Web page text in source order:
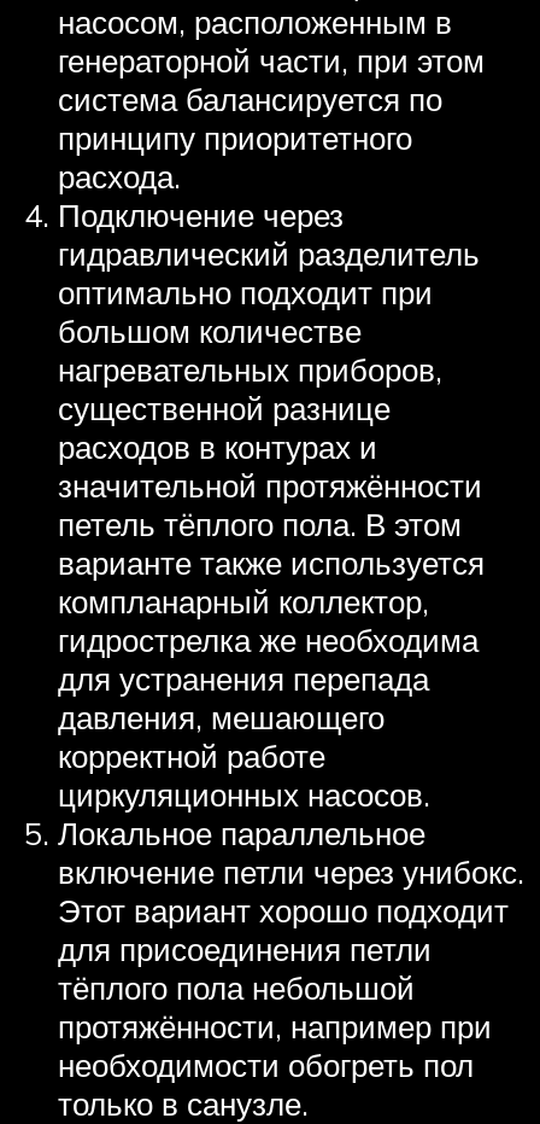
насосом, расположенным в
генераторной части, при этом
система балансируется по
принципу приоритетного
расхода.
Подключение через
гидравлический разделитель
оптимально подходит при
большом количестве
нагревательных приборов,
существенной разнице
расходов в контурах и
значительной протяжённости
петель тёплого пола. В этом
варианте также используется
компланарный коллектор,
гидрострелка же необходима
для устранения перепада
давления, мешающего
корректной работе
циркуляционных насосов.
Локальное параллельное
включение петли через унибокс.
Этот вариант хорошо подходит
для присоединения петли
тёплого пола небольшой
протяжённости, например при
необходимости обогреть пол
только в санузле.